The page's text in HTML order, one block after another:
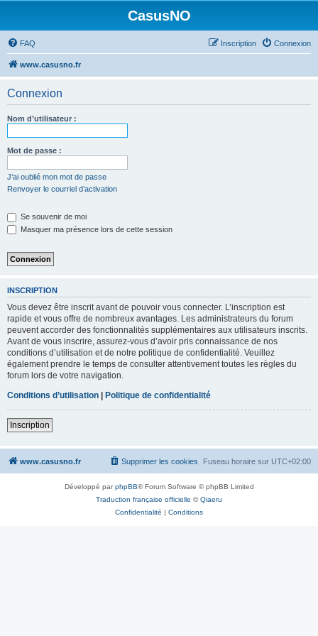
CasusNO
FAQ Connexion
Inscription
www.casusno.fr
Connexion
Nom d’utilisateur :
Mot de passe :
J’ai oublié mon mot de passe
Renvoyer le courriel d’activation
Se souvenir de moi
Masquer ma présence lors de cette session
INSCRIPTION
Vous devez être inscrit avant de pouvoir vous connecter. L’inscription est
rapide et vous offre de nombreux avantages. Les administrateurs du forum
peuvent accorder des fonctionnalités supplémentaires aux utilisateurs inscrits.
Avant de vous inscrire, assurez-vous d’avoir pris connaissance de nos
conditions d’utilisation et de notre politique de confidentialité. Veuillez
également prendre le temps de consulter attentivement toutes les règles du
forum lors de votre navigation.
Conditions d’utilisation | Politique de confidentialité
Inscription
www.casusno.fr Fuseau horaire sur UTC+02:00
Supprimer les cookies
Développé parphpBB® Forum Software © phpBB Limited
Traduction française officielle ©Qiaeru
Confidentialité | Conditions